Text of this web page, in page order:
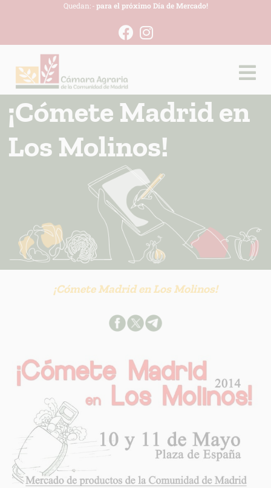
Quedan: -para el próximo Día de Mercado!
¡Cómete Madrid en
Los Molinos!
¡Cómete Madrid en Los Molinos!
INFORMACION SOBRE LA PROTECCIÓN DE TUS DATOS
Finalidad:
Legitimación:
Derechos:
link
Información adicional
link